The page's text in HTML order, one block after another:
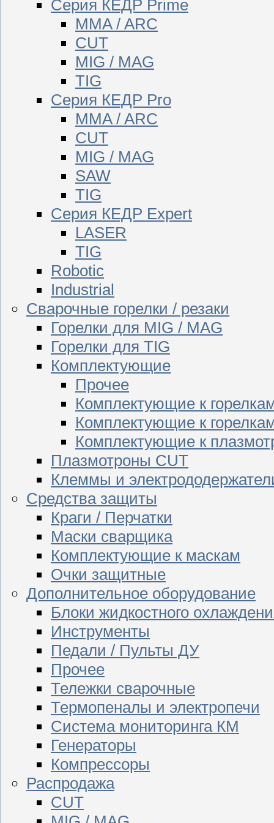
Серия КЕДР Prime
MMA / ARC
CUT
MIG / MAG
TIG
Серия КЕДР Pro
MMA / ARC
CUT
MIG / MAG
SAW
TIG
Серия КЕДР Expert
LASER
TIG
Robotic
Industrial
Сварочные горелки / резаки
Горелки для MIG / MAG
Горелки для TIG
Комплектующие
Прочее
Комплектующие к
Комплектующие к
Комплектующие к
Плазмотроны CUT
Клеммы и
Средства защиты
Краги / Перчатки
Маски сварщика
Комплектующие к маскам
Очки защитные
Дополнительное оборудование
Блоки жидкостного
Инструменты
Педали / Пульты ДУ
Прочее
Тележки сварочные
Термопеналы и электропечи
Система мониторинга КМ
Генераторы
Компрессоры
Распродажа
CUT